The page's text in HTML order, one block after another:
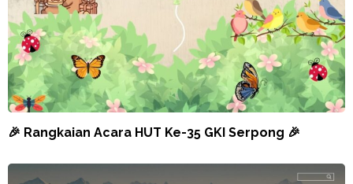
🎉 Rangkaian Acara HUT Ke-35 GKI Serpong 🎉